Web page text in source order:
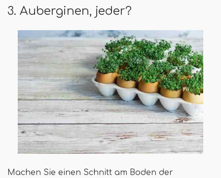
3. Auberginen, jeder?
Machen Sie einen Schnitt am Boden der